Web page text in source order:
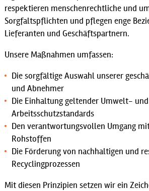
respektieren menschenrechtliche und
Sorgfaltspflichten und pflegen enge
Lieferanten und Geschäftspartnern.
Unsere Maßnahmen umfassen:
Die sorgfältige Auswahl unserer
und Abnehmer
Die Einhaltung geltender Umwelt- und
Arbeitsschutzstandards
Den verantwortungsvollen Umgang
Rohstoffen
Die Förderung von nachhaltigen und
Recyclingprozessen
Mit diesen Prinzipien setzen wir ein